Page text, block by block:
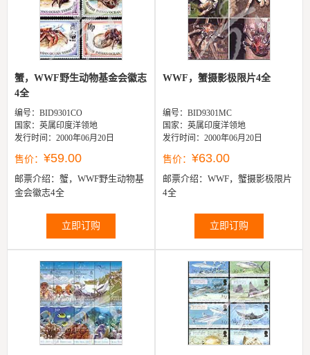
蟹，WWF野生动物基金会徽志
4全
编号：BID9301CO
国家：英属印度洋领地
发行时间：2000年06月20日
售价： ¥59.00
邮票介绍： 蟹，WWF野生动物基
金会徽志4全
立即订购
WWF，蟹摄影极限片4全
编号：BID9301MC
国家：英属印度洋领地
发行时间：2000年06月20日
售价： ¥63.00
邮票介绍： WWF，蟹摄影极限片
4全
立即订购